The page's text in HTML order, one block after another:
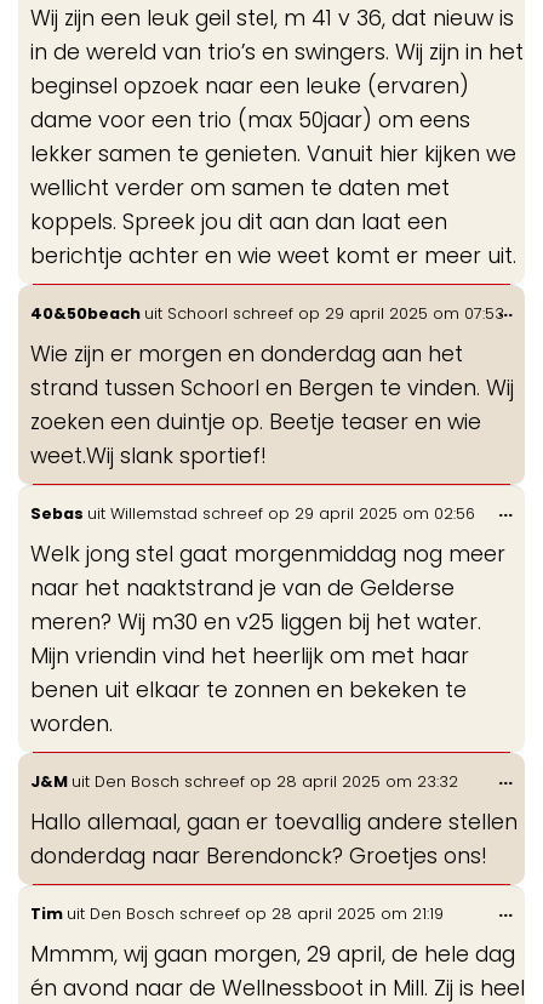
Wij zijn een leuk geil stel, m 41 v 36, dat nieuw is
in de wereld van trio’s en swingers. Wij zijn in het
beginsel opzoek naar een leuke (ervaren)
dame voor een trio (max 50jaar) om eens
lekker samen te genieten. Vanuit hier kijken we
wellicht verder om samen te daten met
koppels. Spreek jou dit aan dan laat een
berichtje achter en wie weet komt er meer uit.
40&50beach uit Schoorl schreef op 29 april 2025 om 07:53
Wie zijn er morgen en donderdag aan het
strand tussen Schoorl en Bergen te vinden. Wij
zoeken een duintje op. Beetje teaser en wie
weet.Wij slank sportief!
...
Sebas uit Willemstad schreef op 29 april 2025 om 02:56
Welk jong stel gaat morgenmiddag nog meer
naar het naaktstrand je van de Gelderse
meren? Wij m30 en v25 liggen bij het water.
Mijn vriendin vind het heerlijk om met haar
benen uit elkaar te zonnen en bekeken te
worden.
...
J&M uit Den Bosch schreef op 28 april 2025 om 23:32
Hallo allemaal, gaan er toevallig andere stellen
donderdag naar Berendonck? Groetjes ons!
...
Tim uit Den Bosch schreef op 28 april 2025 om 21:19
Mmmm, wij gaan morgen, 29 april, de hele dag
én avond naar de Wellnessboot in Mill. Zij is heel
...